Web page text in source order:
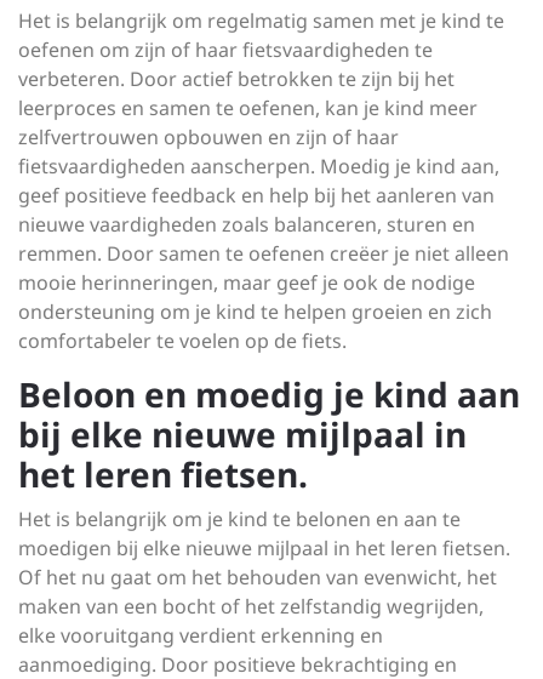
Het is belangrijk om regelmatig samen met je kind te
oefenen om zijn of haar fietsvaardigheden te
verbeteren. Door actief betrokken te zijn bij het
leerproces en samen te oefenen, kan je kind meer
zelfvertrouwen opbouwen en zijn of haar
fietsvaardigheden aanscherpen. Moedig je kind aan,
geef positieve feedback en help bij het aanleren van
nieuwe vaardigheden zoals balanceren, sturen en
remmen. Door samen te oefenen creëer je niet alleen
mooie herinneringen, maar geef je ook de nodige
ondersteuning om je kind te helpen groeien en zich
comfortabeler te voelen op de fiets.
Beloon en moedig je kind aan
bij elke nieuwe mijlpaal in
het leren fietsen.
Het is belangrijk om je kind te belonen en aan te
moedigen bij elke nieuwe mijlpaal in het leren fietsen.
Of het nu gaat om het behouden van evenwicht, het
maken van een bocht of het zelfstandig wegrijden,
elke vooruitgang verdient erkenning en
aanmoediging. Door positieve bekrachtiging en